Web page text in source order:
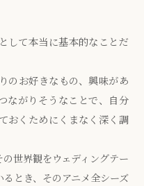
して本当に基本的なことだ
のお好きなもの、興味があ
ながりそうなことで、自分
おくためにくまなく深く調
世界観をウェディングテー
とき、そのアニメ全シーズ